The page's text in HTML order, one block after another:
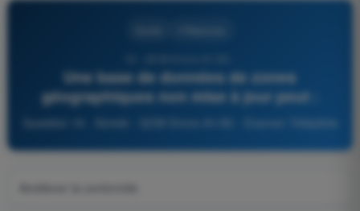
Une base de données de zones
géographiques non mise à jour peut :